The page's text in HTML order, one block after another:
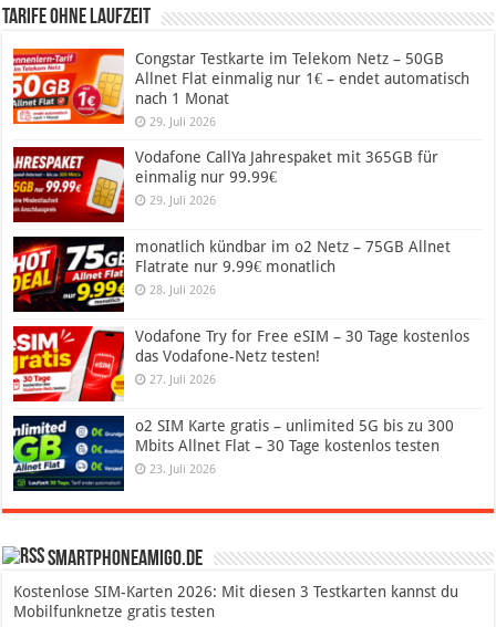
Tarife ohne Laufzeit
Congstar Testkarte im Telekom Netz – 50GB
Allnet Flat einmalig nur 1€ – endet automatisch
nach 1 Monat
29. Juli 2026
Vodafone CallYa Jahrespaket mit 365GB für
einmalig nur 99.99€
29. Juli 2026
monatlich kündbar im o2 Netz – 75GB Allnet
Flatrate nur 9.99€ monatlich
28. Juli 2026
Vodafone Try for Free eSIM – 30 Tage kostenlos
das Vodafone-Netz testen!
27. Juli 2026
o2 SIM Karte gratis – unlimited 5G bis zu 300
Mbits Allnet Flat – 30 Tage kostenlos testen
23. Juli 2026
SmartphoneAmigo.de
Kostenlose SIM-Karten 2026: Mit diesen 3 Testkarten kannst du
Mobilfunknetze gratis testen